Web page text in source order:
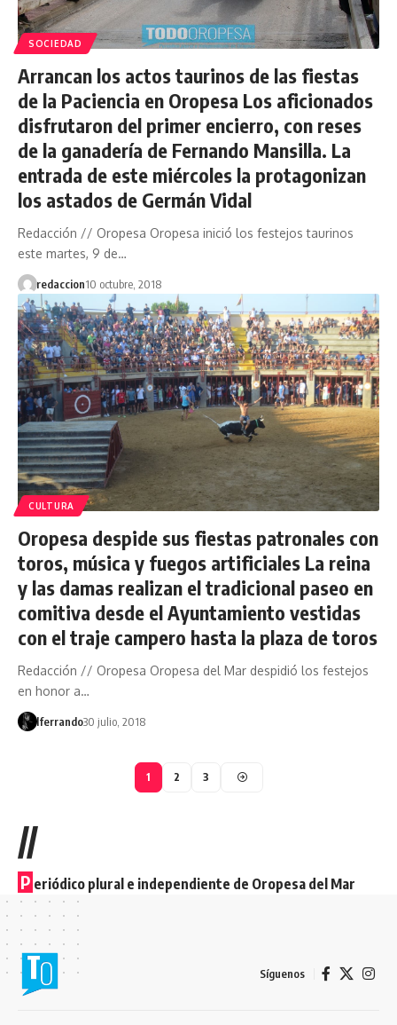
SOCIEDAD
Arrancan los actos taurinos de las fiestas
de la Paciencia en Oropesa Los aficionados
disfrutaron del primer encierro, con reses
de la ganadería de Fernando Mansilla. La
entrada de este miércoles la protagonizan
los astados de Germán Vidal
Redacción // Oropesa Oropesa inició los festejos taurinos
este martes, 9 de…
redaccion10 octubre, 2018
CULTURA
Oropesa despide sus fiestas patronales con
toros, música y fuegos artificiales La reina
y las damas realizan el tradicional paseo en
comitiva desde el Ayuntamiento vestidas
con el traje campero hasta la plaza de toros
Redacción // Oropesa Oropesa del Mar despidió los festejos
en honor a…
lferrando30 julio, 2018
1 2 3
//
P eriódico plural e independiente de Oropesa del Mar
Síguenos